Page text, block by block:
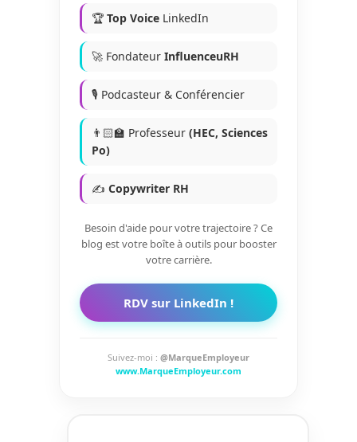
🏆 Top Voice LinkedIn
🚀 Fondateur InfluenceuRH
🎙️ Podcasteur & Conférencier
👨🏻‍🏫 Professeur (HEC, Sciences
Po)
✍️ Copywriter RH
Besoin d'aide pour votre trajectoire ? Ce
blog est votre boîte à outils pour booster
votre carrière.
RDV sur LinkedIn !
Suivez-moi : @MarqueEmployeur
www.MarqueEmployeur.com